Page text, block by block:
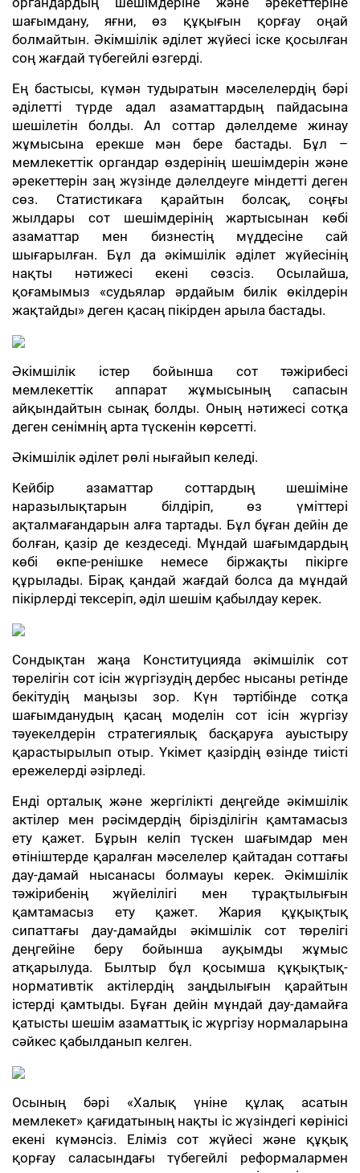
шағымдану, яғни, өз құқығын қорғау оңай
болмайтын. Әкімшілік әділет жүйесі іске қосылған
соң жағдай түбегейлі өзгерді.
Ең бастысы, күмән тудыратын мәселелердің бәрі
әділетті түрде адал азаматтардың пайдасына
шешілетін болды. Ал соттар дәлелдеме жинау
жұмысына ерекше мән бере бастады. Бұл –
мемлекеттік органдар өздерінің шешімдерін және
әрекеттерін заң жүзінде дәлелдеуге міндетті деген
сөз. Статистикаға қарайтын болсақ, соңғы
жылдары сот шешімдерінің жартысынан көбі
азаматтар мен бизнестің мүддесіне сай
шығарылған. Бұл да әкімшілік әділет жүйесінің
нақты нәтижесі екені сөзсіз. Осылайша,
қоғамымыз «судьялар әрдайым билік өкілдерін
жақтайды» деген қасаң пікірден арыла бастады.
Әкімшілік істер бойынша сот тәжірибесі
мемлекеттік аппарат жұмысының сапасын
айқындайтын сынақ болды. Оның нәтижесі сотқа
деген сенімнің арта түскенін көрсетті.
Әкімшілік әділет рөлі нығайып келеді.
Кейбір азаматтар соттардың шешіміне
наразылықтарын білдіріп, өз үміттері
ақталмағандарын алға тартады. Бұл бұған дейін де
болған, қазір де кездеседі. Мұндай шағымдардың
көбі өкпе-ренішке немесе біржақты пікірге
құрылады. Бірақ қандай жағдай болса да мұндай
пікірлерді тексеріп, әділ шешім қабылдау керек.
Сондықтан жаңа Конституцияда әкімшілік сот
төрелігін сот ісін жүргізудің дербес нысаны ретінде
бекітудің маңызы зор. Күн тәртібінде сотқа
шағымданудың қасаң моделін сот ісін жүргізу
тәуекелдерін стратегиялық басқаруға ауыстыру
қарастырылып отыр. Үкімет қазірдің өзінде тиісті
ережелерді әзірледі.
Енді орталық және жергілікті деңгейде әкімшілік
актілер мен рәсімдердің бірізділігін қамтамасыз
ету қажет. Бұрын келіп түскен шағымдар мен
өтініштерде қаралған мәселелер қайтадан соттағы
дау-дамай нысанасы болмауы керек. Әкімшілік
тәжірибенің жүйелілігі мен тұрақтылығын
қамтамасыз ету қажет. Жария құқықтық
сипаттағы дау-дамайды әкімшілік сот төрелігі
деңгейіне беру бойынша ауқымды жұмыс
атқарылуда. Былтыр бұл қосымша құқықтық-
нормативтік актілердің заңдылығын қарайтын
істерді қамтыды. Бұған дейін мұндай дау-дамайға
қатысты шешім азаматтық іс жүргізу нормаларына
сәйкес қабылданып келген.
Осының бәрі «Халық үніне құлақ асатын
мемлекет» қағидатының нақты іс жүзіндегі көрінісі
екені күмәнсіз. Еліміз сот жүйесі және құқық
қорғау саласындағы түбегейлі реформалармен